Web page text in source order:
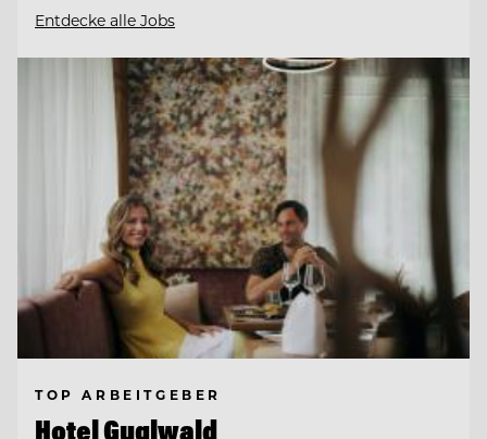
Entdecke alle Jobs
TOP ARBEITGEBER
Hotel Guglwald